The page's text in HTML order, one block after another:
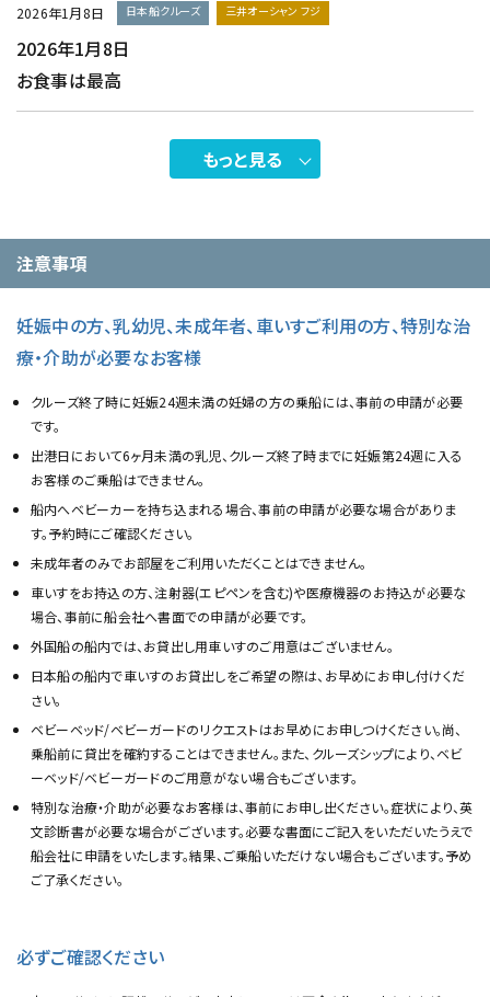
2026年1月8日 日本船クルーズ 三井オーシャン フジ
2026年1月8日
お食事は最高
もっと見る
注意事項
妊娠中の方、乳幼児、未成年者、車いすご利用の方、特別な治
療・介助が必要なお客様
クルーズ終了時に妊娠24週未満の妊婦の方の乗船には、事前の申請が必要
です。
出港日において6ヶ月未満の乳児、クルーズ終了時までに妊娠第24週に入る
お客様のご乗船はできません。
船内へベビーカーを持ち込まれる場合、事前の申請が必要な場合がありま
す。予約時にご確認ください。
未成年者のみでお部屋をご利用いただくことはできません。
車いすをお持込の方、注射器(エピペンを含む)や医療機器のお持込が必要な
場合、事前に船会社へ書面での申請が必要です。
外国船の船内では、お貸出し用車いすのご用意はございません。
日本船の船内で車いすのお貸出しをご希望の際は、お早めにお申し付けくだ
さい。
ベビーベッド/ベビーガードのリクエストはお早めにお申しつけください。尚、
乗船前に貸出を確約することはできません。また、クルーズシップにより、ベビ
ーベッド/ベビーガードのご用意がない場合もございます。
特別な治療・介助が必要なお客様は、事前にお申し出ください。症状により、英
文診断書が必要な場合がございます。必要な書面にご記入をいただいたうえで
船会社に申請をいたします。結果、ご乗船いただけない場合もございます。予め
ご了承ください。
必ずご確認ください